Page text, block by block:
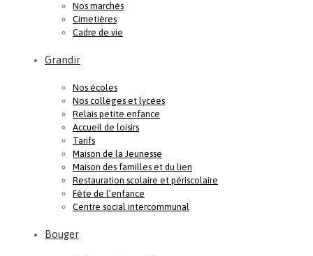
Nos marchés
Cimetières
Cadre de vie
Grandir
Nos écoles
Nos collèges et lycées
Relais petite enfance
Accueil de loisirs
Tarifs
Maison de la Jeunesse
Maison des familles et du lien
Restauration scolaire et périscolaire
Fête de l’enfance
Centre social intercommunal
Bouger